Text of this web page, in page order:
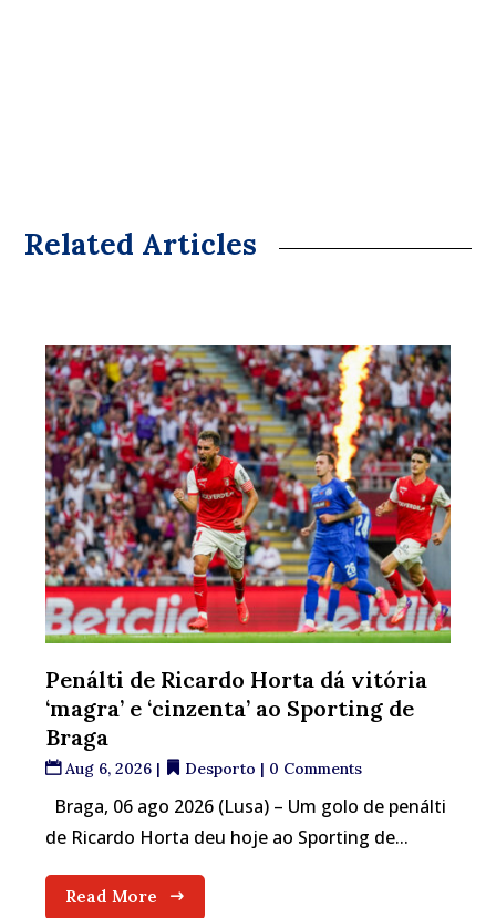
Related Articles
Penálti de Ricardo Horta dá vitória
‘magra’ e ‘cinzenta’ ao Sporting de
Braga
Aug 6, 2026 | Desporto | 0 Comments
Braga, 06 ago 2026 (Lusa) – Um golo de penálti
de Ricardo Horta deu hoje ao Sporting de...
Read More